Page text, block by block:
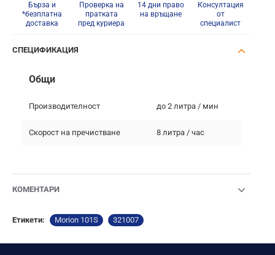
Бърза и
*безплатна
доставка
Проверка на
пратката
пред куриера
14 дни право
на връщане
Консултация
от
специалист
СПЕЦИФИКАЦИЯ
Общи
Производителност до 2 литра / мин
Скорост на пречистване 8 литра / час
КОМЕНТАРИ
Етикети: Morion 101S 321007